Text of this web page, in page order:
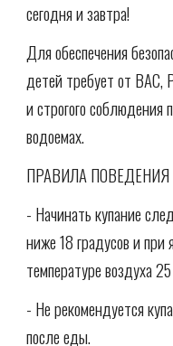
сегодня и завтра!
Для обеспечения
детей требует от ВАС,
и строгого соблюдения
водоемах.
ПРАВИЛА ПОВЕДЕНИЯ
- Начинать купание
ниже 18 градусов и при
температуре воздуха
- Не рекомендуется
после еды.